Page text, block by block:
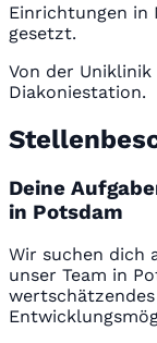
Einrichtungen in
gesetzt.
Von der
Diakoniestation.
Deine
in Potsdam
Wir suchen dich
unser Team in